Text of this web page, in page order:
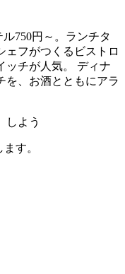
750円～。ランチタ
ェフがつくるビストロ
ッチが人気。 ディナ
を、お酒とともにアラ
しよう
す。